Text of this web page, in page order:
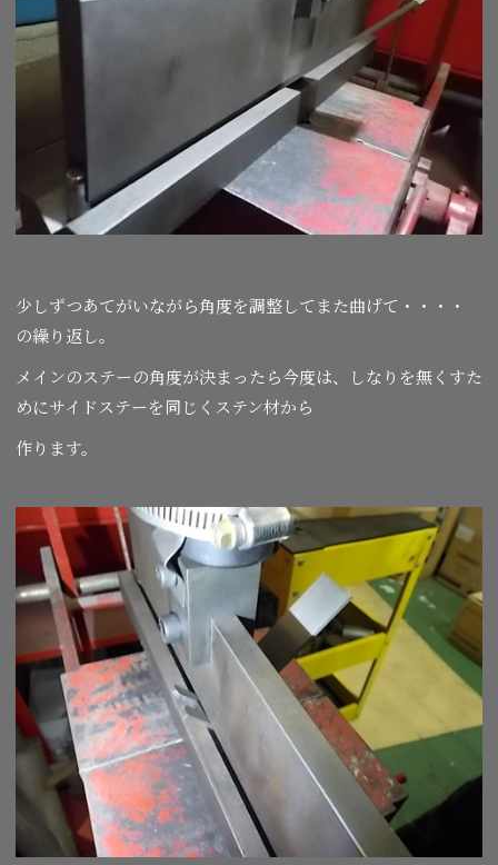
少しずつあてがいながら角度を調整してまた曲げて・・・・
の繰り返し。
メインのステーの角度が決まったら今度は、しなりを無くすた
めにサイドステーを同じくステン材から
作ります。